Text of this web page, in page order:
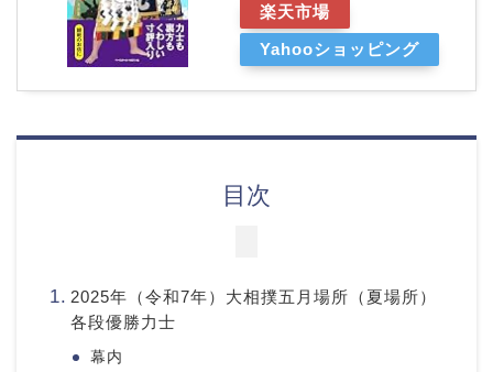
楽天市場
Yahooショッピング
目次
2025年（令和7年）大相撲五月場所（夏場所）
各段優勝力士
幕内